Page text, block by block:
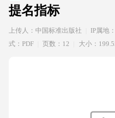
提名指标
上传人：中国标准出版社 IP属地
式：PDF
页数：12 大小：